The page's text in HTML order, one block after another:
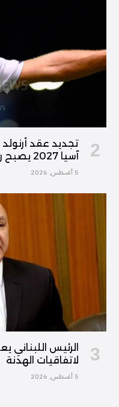
تجديد عقد
آسيا 2027 يصبح رسمياً
5 أغسطس, 2026
الرئيس
لاتفاقيات الهدنة
5 أغسطس, 2026